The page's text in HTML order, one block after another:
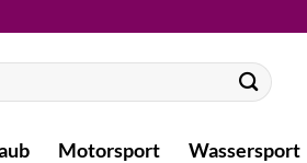
Motorsport Wassersport